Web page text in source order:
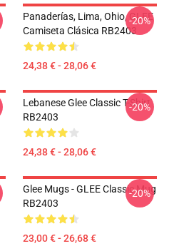
Panaderías, Lima, Ohio, GLEE
Camiseta Clásica RB2403
24,38 € - 28,06 €
-20%
Lebanese Glee Classic T-Shirt
RB2403
24,38 € - 28,06 €
-20%
Glee Mugs - GLEE Classic Mug
RB2403
23,00 € - 26,68 €
-20%